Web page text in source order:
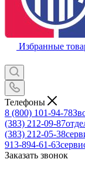
Избранные
Телефоны
8 (800) 101-94-78
(383) 212-09-87
(383) 212-05-38
913-894-61-63
Заказать звонок